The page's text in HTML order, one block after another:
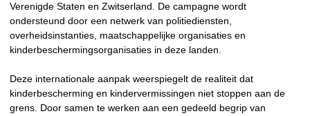
Verenigde Staten en Zwitserland. De campagne wordt
ondersteund door een netwerk van politiediensten,
overheidsinstanties, maatschappelijke organisaties en
kinderbeschermingsorganisaties in deze landen.
Deze internationale aanpak weerspiegelt de realiteit dat
kinderbescherming en kindervermissingen niet stoppen aan de
grens. Door samen te werken aan een gedeeld begrip van